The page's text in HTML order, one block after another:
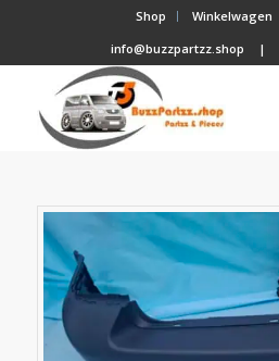
Shop Winkelwagen
info@buzzpartzz.shop
|